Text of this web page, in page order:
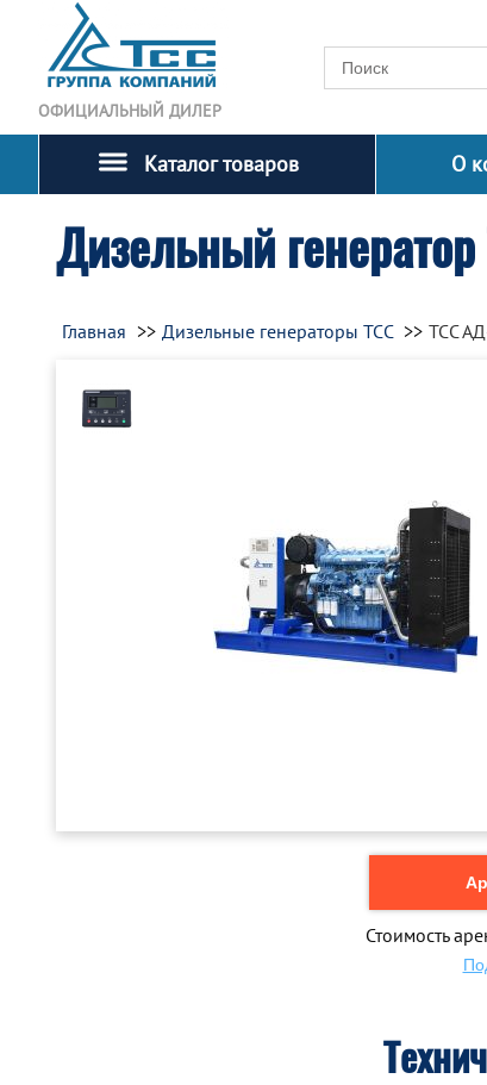
ОФИЦИАЛЬНЫЙ ДИЛЕР
Каталог товаров О
Дизельный
Главная Дизельные генераторы ТСС ТСС
Стоимость